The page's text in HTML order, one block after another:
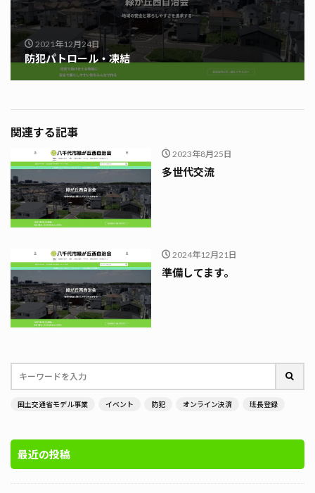
2021年12月24日
防犯パトロール・凍結
関連する記事
2023年8月25日
多世代交流
2024年12月21日
準備してます。
国土交通省モデル事業 イベント 防犯 オンライン決済 班長登録
最近の投稿